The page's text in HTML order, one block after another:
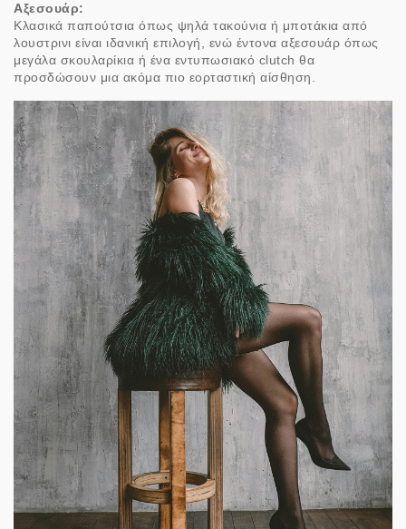
Αξεσουάρ:
Κλασικά παπούτσια όπως ψηλά τακούνια ή μποτάκια από
λουστρινι είναι ιδανική επιλογή, ενώ έντονα αξεσουάρ όπως
μεγάλα σκουλαρίκια ή ένα εντυπωσιακό clutch θα
προσδώσουν μια ακόμα πιο εορταστική αίσθηση.